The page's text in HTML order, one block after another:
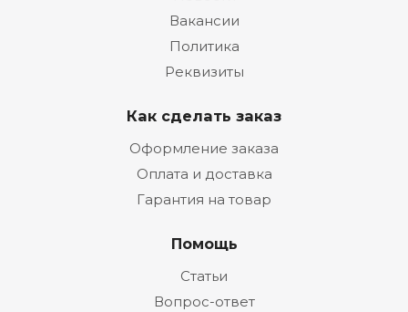
Вакансии
Политика
Реквизиты
Как сделать заказ
Оформление заказа
Оплата и доставка
Гарантия на товар
Помощь
Статьи
Вопрос-ответ